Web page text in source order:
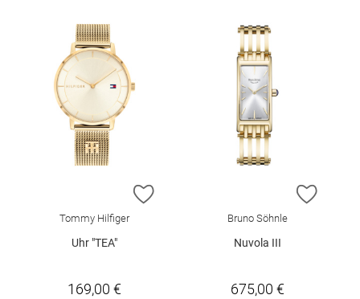
ZUR WUNSCHLISTE HINZUFÜGEN
Tommy Hilfiger
Uhr "TEA"
169,00 €
ZUR
Bruno Söhnle
Nuvola III
675,00 €